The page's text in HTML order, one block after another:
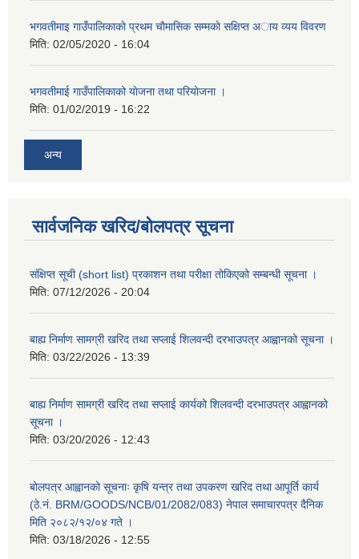
भगवतीमाइ गाउँपालिकाकाे प्रथम चाैमासिक सम्मकाे सक्षिप्त अाय व्यय विवरण
मिति: 02/05/2020 - 16:04
भगवतीमाई गाउँपालिकाको याेजना तथा परियाेजना ।
मिति: 01/02/2019 - 16:22
अन्य
सार्वजनिक खरिद/बोलपत्र सूचना
संक्षिप्त सूची (short list) प्रकाशन तथा परीक्षा तोकिएको सम्बन्धी सूचना ।
मिति: 07/12/2026 - 20:04
बाह्य निर्माण सामग्री खरिद तथा सप्लाई शिलवन्दी दरभाउपत्र आह्वानको सूचना ।
मिति: 03/22/2026 - 13:39
बाह्य निर्माण सामग्री खरिद तथा सप्लाई कार्यको शिलवन्दी दरभाउपत्र आह्वानको
सूचना ।
मिति: 03/20/2026 - 12:43
बोलपत्र आह्वानको सूचनाः कृषि यन्त्र तथा उपकरण खरिद तथा आपूर्ति कार्य
(ठे.नं. BRM/GOODS/NCB/01/2082/083) नेपाल समाचारपत्र दैनिक
मिति २०८२/१२/०४ गते ।
मिति: 03/18/2026 - 12:55